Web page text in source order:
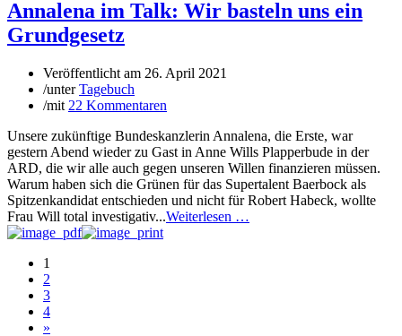
Annalena im Talk: Wir basteln uns ein
Grundgesetz
Veröffentlicht am 26. April 2021
/unterTagebuch
/mit 22 Kommentaren
Unsere zukünftige Bundeskanzlerin Annalena, die Erste, war
gestern Abend wieder zu Gast in Anne Wills Plapperbude in der
ARD, die wir alle auch gegen unseren Willen finanzieren müssen.
Warum haben sich die Grünen für das Supertalent Baerbock als
Spitzenkandidat entschieden und nicht für Robert Habeck, wollte
Frau Will total investigativ...Weiterlesen …
1
2
3
4
»